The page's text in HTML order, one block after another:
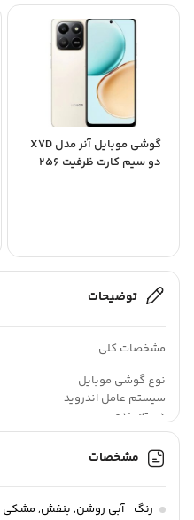
گوشی موبایل آنر مدل X7D
دو سیم کارت ظرفیت 256
توضیحات
مشخصات کلی
نوع گوشی موبایل
سیستم عامل اندروید
دسته ‌بندی
اقتصادی
مدل
Play۱۰
زمان معرفی
۰۸ سپتامبر ۲۰۲۵
مشخصات
رنگ آبی روشن, بنفش, مشکی